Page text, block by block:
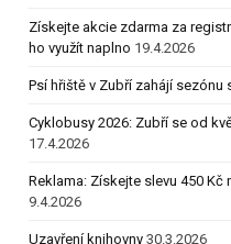
Získejte akcie zdarma za
ho využít naplno 19.4.2026
Psí hřiště v Zubří zahájí sezónu
Cyklobusy 2026: Zubří se od
17.4.2026
Reklama: Získejte slevu 450 Kč
9.4.2026
Uzavření knihovny 30.3.2026